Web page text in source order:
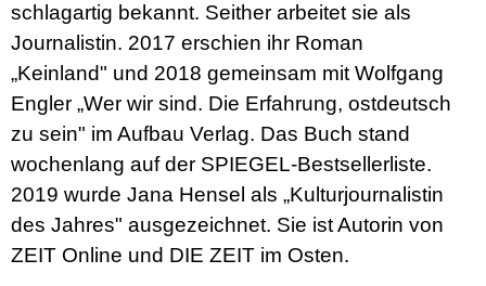
schlagartig bekannt. Seither arbeitet sie als
Journalistin. 2017 erschien ihr Roman
„Keinland" und 2018 gemeinsam mit Wolfgang
Engler „Wer wir sind. Die Erfahrung, ostdeutsch
zu sein" im Aufbau Verlag. Das Buch stand
wochenlang auf der SPIEGEL-Bestsellerliste.
2019 wurde Jana Hensel als „Kulturjournalistin
des Jahres" ausgezeichnet. Sie ist Autorin von
ZEIT Online und DIE ZEIT im Osten.